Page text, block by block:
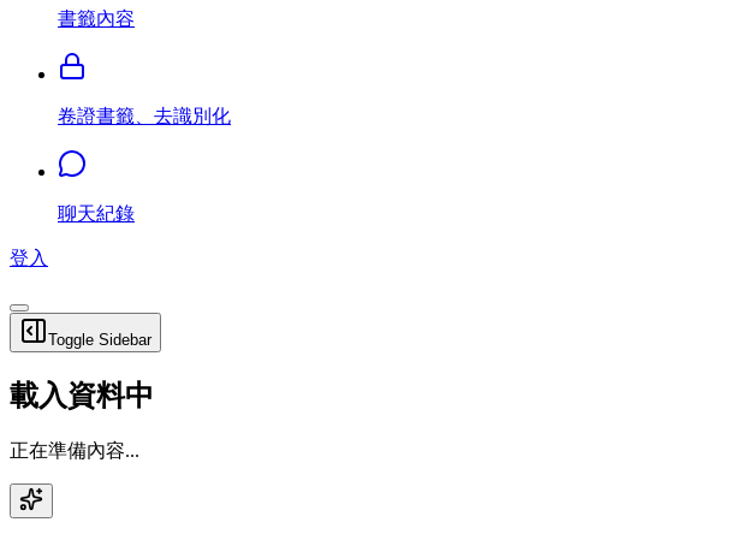
書籤內容
卷證書籤、去識別化
聊天紀錄
登入
Toggle Sidebar
載入資料中
正在準備內容...